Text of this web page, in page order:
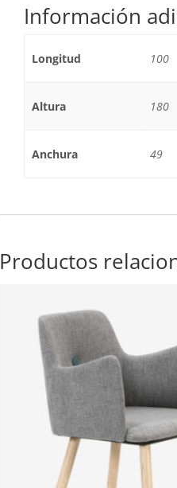
Información
Longitud 100
Altura 180
Anchura 49
Productos